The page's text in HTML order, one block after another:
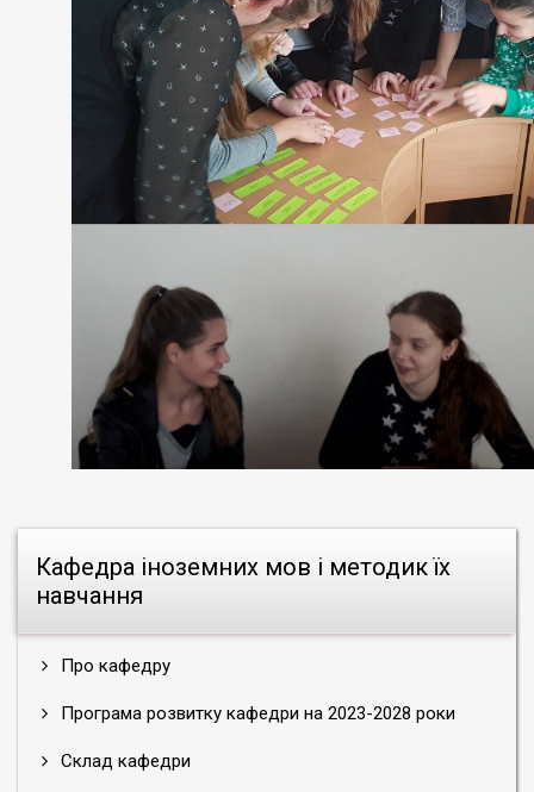
Кафедра іноземних мов і методик їх
навчання
Про кафедру
Програма розвитку кафедри на 2023-2028 роки
Склад кафедри